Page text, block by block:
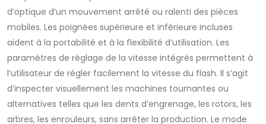
d’optique d’un mouvement arrêté ou ralenti des pièces
mobiles. Les poignées supérieure et inférieure incluses
aident à la portabilité et à la flexibilité d’utilisation. Les
paramètres de réglage de la vitesse intégrés permettent à
l’utilisateur de régler facilement la vitesse du flash. Il s’agit
d’inspecter visuellement les machines tournantes ou
alternatives telles que les dents d’engrenage, les rotors, les
arbres, les enrouleurs, sans arrêter la production. Le mode